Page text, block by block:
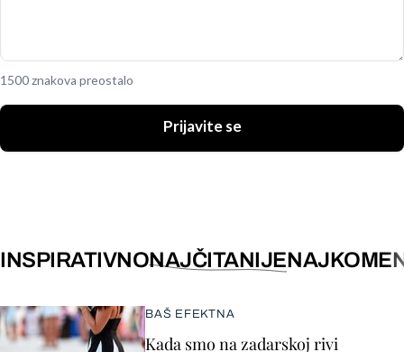
1500 znakova preostalo
Prijavite se
INSPIRATIVNONAJČITANIJE
BAŠ EFEKTNA
Kada smo na zadarskoj rivi